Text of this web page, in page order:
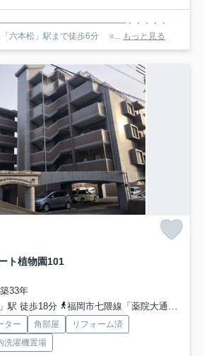
━━━━━━━━━━━━━━━・・・・・
「六本松」駅まで徒歩6分 ○... もっと見る
ト植物園101
33年
駅 徒歩18分
福岡市七隈線「薬院大通」駅 徒歩21分
ター 角部屋
リフォーム済
洗濯機置場